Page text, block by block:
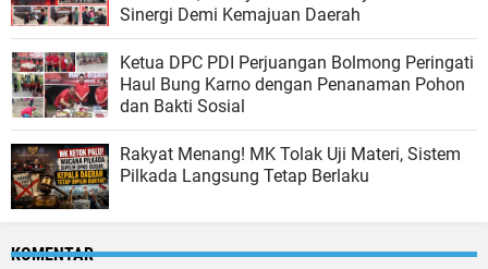
Sinergi Demi Kemajuan Daerah
Ketua DPC PDI Perjuangan Bolmong Peringati
Haul Bung Karno dengan Penanaman Pohon
dan Bakti Sosial
Rakyat Menang! MK Tolak Uji Materi, Sistem
Pilkada Langsung Tetap Berlaku
KOMENTAR